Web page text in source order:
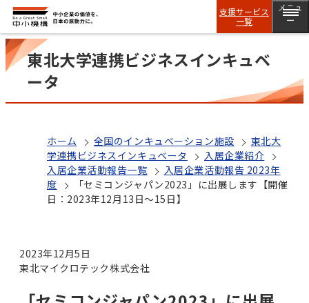
支援サービス
一覧
メニュ
ー
東北大学連携ビジネスインキュベ
ータ
ホーム 全国のインキュベーション施設
東北大
学連携ビジネスインキュベータ
入居企業紹介
入居企業活動報告一覧
入居企業活動報告 2023年
度
「セミコンジャパン2023」に出展します【開催
日：2023年12月13日～15日】
2023年12月5日
東北マイクロテック株式会社